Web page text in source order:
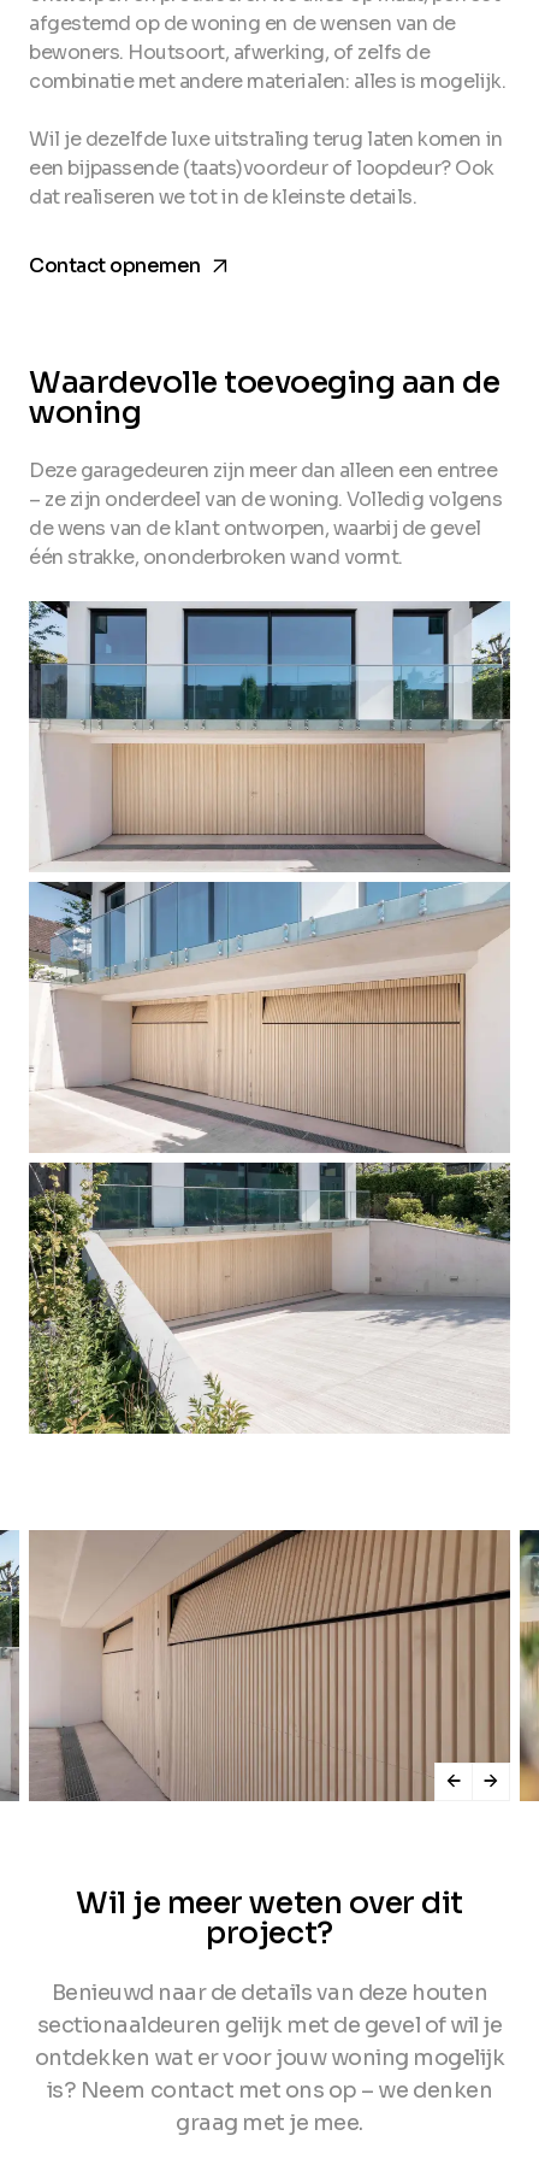
afgestemd op de woning en de wensen van de
bewoners. Houtsoort, afwerking, of zelfs de
combinatie met andere materialen: alles is mogelijk.
Wil je dezelfde luxe uitstraling terug laten komen in
een bijpassende (taats)voordeur of loopdeur? Ook
dat realiseren we tot in de kleinste details.
Contact opnemenarrow_forward
Waardevolle toevoeging aan de
woning
Deze garagedeuren zijn meer dan alleen een entree
– ze zijn onderdeel van de woning. Volledig volgens
de wens van de klant ontworpen, waarbij de gevel
één strakke, ononderbroken wand vormt.
Wil je meer weten over dit
project?
Benieuwd naar de details van deze houten
sectionaaldeuren gelijk met de gevel of wil je
ontdekken wat er voor jouw woning mogelijk
is? Neem contact met ons op – we denken
graag met je mee.